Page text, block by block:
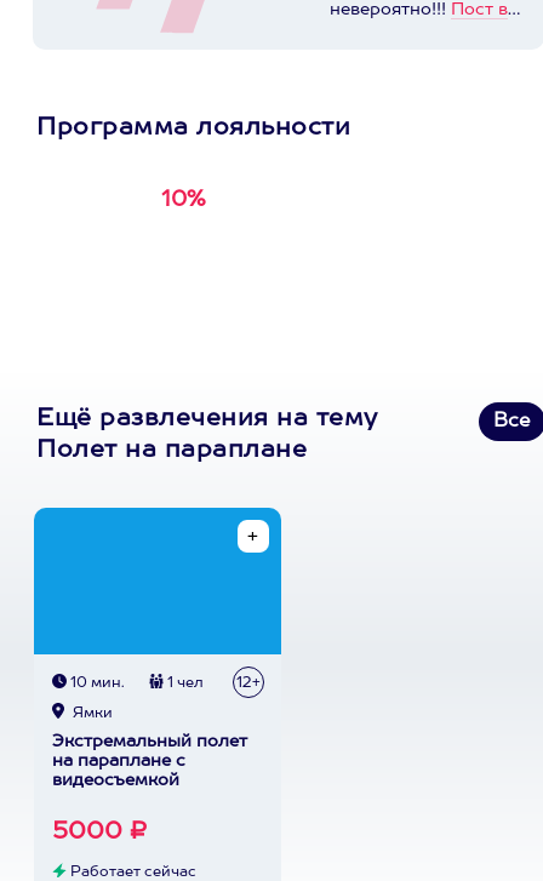
невероятно!!! Пост в
Программа лояльности
10%
Ещё развлечения на тему
Полет на параплане
Все
10 мин. 1 чел 12+
Ямки
Экстремальный полет
на параплане с
видеосъемкой
5000 ₽
Работает сейчас